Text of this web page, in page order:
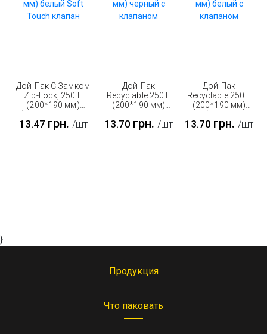
Дой-Пак С Замком
Zip-Lock, 250 Г
(200*190 мм)
клапан
13.47 грн. /шт
Дой-Пак
Recyclable 250 Г
(200*190 мм)
клапаном
13.70 грн. /шт
Дой-Пак
Recyclable 250 Г
(200*190 мм)
клапаном
13.70 грн. /шт
}
Продукция
Что паковать